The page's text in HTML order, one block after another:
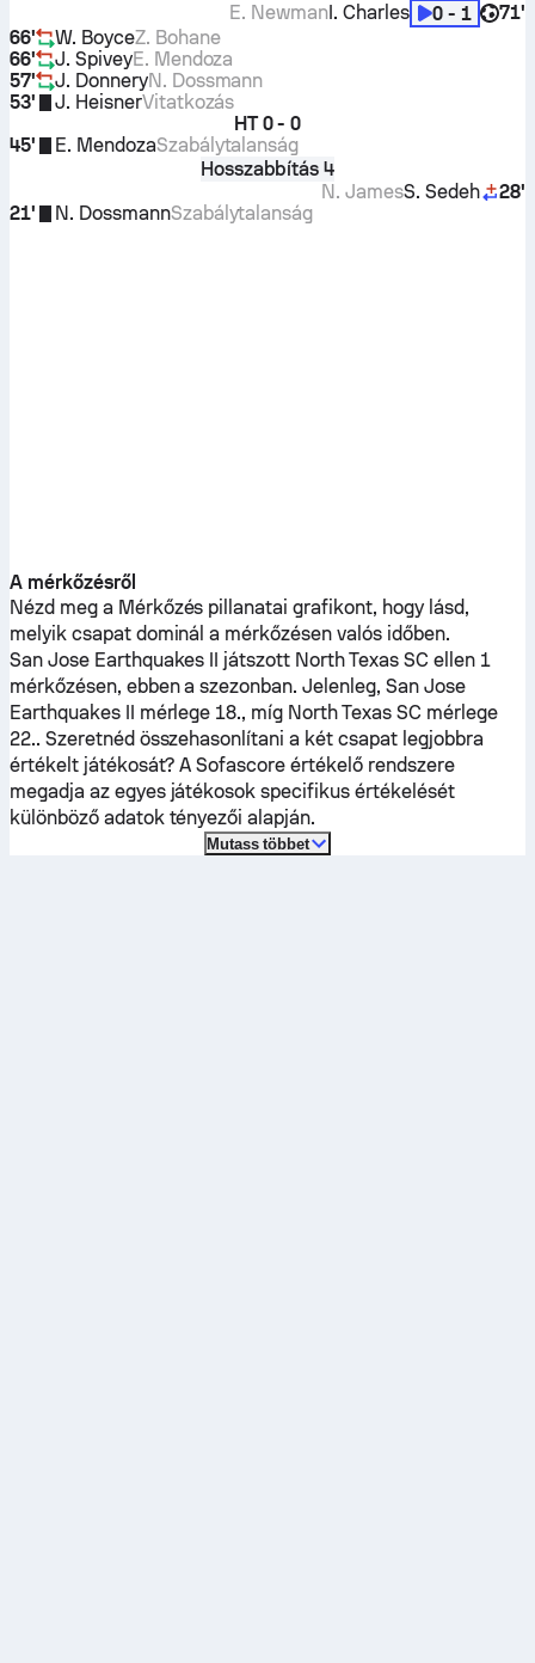
71'
0 - 1
I. Charles
E. Newman
66'
W. BoyceZ. Bohane
66'
J. SpiveyE. Mendoza
57'
J. DonneryN. Dossmann
53'
J. HeisnerVitatkozás
HT 0 - 0
45'
E. MendozaSzabálytalanság
Hosszabbítás 4
28'
S. Sedeh
N. James
21'
N. DossmannSzabálytalanság
A mérkőzésről
Nézd meg a Mérkőzés pillanatai grafikont, hogy lásd,
melyik csapat dominál a mérkőzésen valós időben.
San Jose Earthquakes II játszott North Texas SC ellen 1
mérkőzésen, ebben a szezonban. Jelenleg, San Jose
Earthquakes II mérlege 18., míg North Texas SC mérlege
22.. Szeretnéd összehasonlítani a két csapat legjobbra
értékelt játékosát? A Sofascore értékelő rendszere
megadja az egyes játékosok specifikus értékelését
különböző adatok tényezői alapján.
Mutass többet